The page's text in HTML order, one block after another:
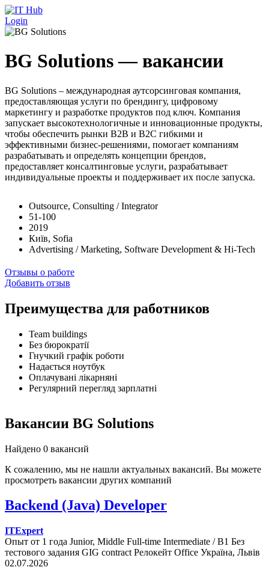
Перейти к основному содержанию
Login
BG Solutions — вакансии
BG Solutions – международная аутсорсинговая компания,
предоставляющая услуги по брендингу, цифровому
маркетингу и разработке продуктов под ключ. Компания
запускает высокотехнологичные и инновационные продукты,
чтобы обеспечить рынки B2B и B2C гибкими и
эффективными бизнес-решениями, помогает компаниям
разрабатывать и определять концепции брендов,
предоставляет консалтинговые услуги, разрабатывает
индивидуальные проекты и поддерживает их после запуска.
Outsource, Consulting / Integrator
51-100
2019
Київ, Sofia
Advertising / Marketing, Software Development & Hi-Tech
Отзывы о работе
Добавить отзыв
Преимущества для работников
Team buildings
Без бюрократії
Гнучкий графік роботи
Надається ноутбук
Оплачувані лікарняні
Регулярний перегляд зарплатні
Вакансии BG Solutions
Найдено 0 вакансий
К сожалению, мы не нашли актуальных вакансий. Вы можете
просмотреть вакансии других компаний
Backend (Java) Developer
ITExpert
Опыт от 1 года Junior, Middle Full-time Intermediate / B1 Без
тестового задания GIG contract Релокейт Office Україна, Львів
02.07.2026